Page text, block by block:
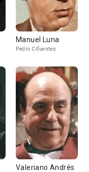
Manuel Luna
Pedro Cifuentes
Valeriano Andrés